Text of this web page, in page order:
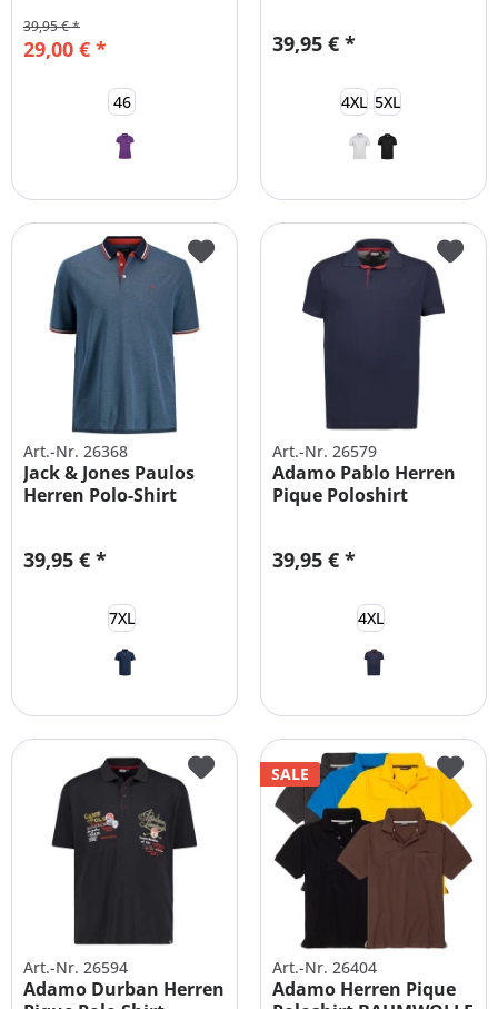
29,00 € *
39,95 € *
46
39,95 € *
4XL 5XL
Art.-Nr. 26368
Jack & Jones Paulos
Herren Polo-Shirt
39,95 € *
7XL
Art.-Nr. 26579
Adamo Pablo Herren
Pique Poloshirt
39,95 € *
4XL
Art.-Nr. 26594
Adamo Durban Herren
SALE
Art.-Nr. 26404
Adamo Herren Pique